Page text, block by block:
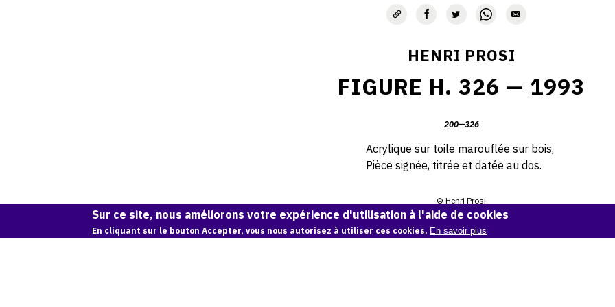
HENRI PROSI
FIGURE H. 326 — 1993
200—326
Acrylique sur toile marouflée sur bois,
Pièce signée, titrée et datée au dos.
© Henri Prosi
Demande d'information
Sur ce site, nous améliorons votre expérience d'utilisation à l'aide de cookies
En cliquant sur le bouton Accepter, vous nous autorisez à utiliser ces cookies. En savoir plus